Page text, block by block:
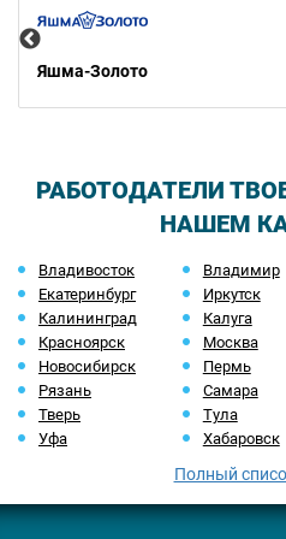
Яшма-Золото
РАБОТОДАТЕЛИ
НАШЕМ
Владивосток Владимир
Екатеринбург
Иркутск
Калининград
Калуга
Красноярск
Москва
Новосибирск
Пермь
Рязань
Самара
Тверь
Тула
Уфа
Хабаровск
Полный